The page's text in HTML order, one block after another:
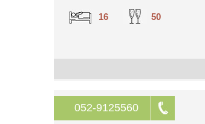
50
16
052-9125560